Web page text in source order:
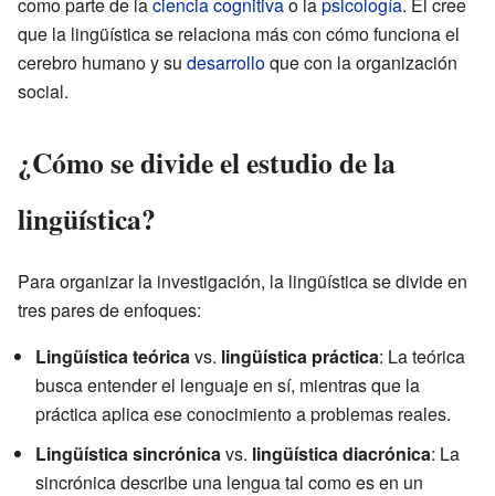
que la lingüística se relaciona más con cómo funciona el
cerebro humano y su desarrolloque con la organización
social.
¿Cómo se divide el estudio de la
lingüística?
Para organizar la investigación, la lingüística se divide en
tres pares de enfoques:
Lingüística teórica vs. lingüística práctica: La teórica
busca entender el lenguaje en sí, mientras que la
práctica aplica ese conocimiento a problemas reales.
Lingüística sincrónica vs. lingüística diacrónica: La
sincrónica describe una lengua tal como es en un